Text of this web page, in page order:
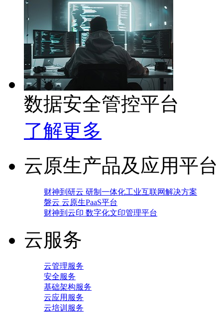
数据安全管控平台
了解更多
云原生产品及应用平台
财神到研云 研制一体化工业互联网解决方案
磐云 云原生PaaS平台
财神到云印 数字化文印管理平台
云服务
云管理服务
安全服务
基础架构服务
云应用服务
云培训服务